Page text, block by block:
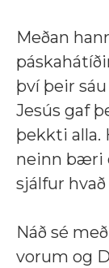
Meðan
því þeir
Jesús gaf
þekkti alla.
neinn bæri
sjálfur
Náð sé
vorum og